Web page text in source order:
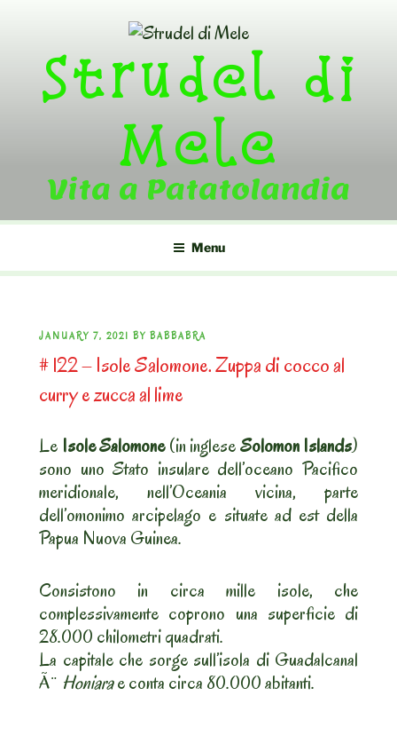
contentStrudel di
Mele
Vita a Patatolandia
Menu
POSTED
ON
JANUARY 7, 2021 BY BABBABRA
# 122 – Isole Salomone. Zuppa di cocco al
curry e zucca al lime
Le Isole Salomone(in ingleseSolomon Islands)
sono uno Stato insulare dell’oceano Pacifico
meridionale, nell’Oceania vicina, parte
dell’omonimo arcipelago e situate ad est della
Papua Nuova Guinea.
Consistono in circa mille isole, che
complessivamente coprono una superficie di
28.000 chilometri quadrati.
La capitale che sorge sull’isola di Guadalcanal
Ã¨ Honiarae conta circa 80.000 abitanti.